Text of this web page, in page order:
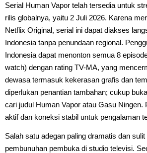
Serial Human Vapor telah tersedia untuk
rilis globalnya, yaitu 2 Juli 2026. Karena
Netflix Original, serial ini dapat diakses
Indonesia tanpa penundaan regional.
Indonesia dapat menonton semua 8
watch) dengan rating TV-MA, yang
dewasa termasuk kekerasan grafis dan
diperlukan penantian tambahan; cukup
cari judul Human Vapor atau Gasu Ningen.
aktif dan koneksi stabil untuk pengalaman
Salah satu adegan paling dramatis dan
pembunuhan pembuka di studio televisi.